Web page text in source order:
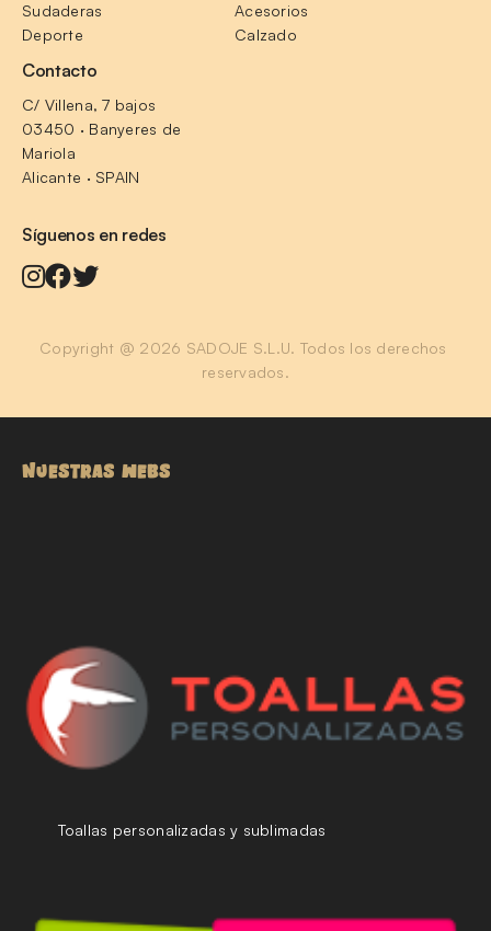
Sudaderas
Deporte
Acesorios
Calzado
Contacto
C/ Villena, 7 bajos
03450 · Banyeres de
Mariola
Alicante · SPAIN
Síguenos en redes
Copyright @ 2026 SADOJE S.L.U. Todos los derechos
reservados.
NUESTRAS WEBS
Toallas personalizadas y sublimadas